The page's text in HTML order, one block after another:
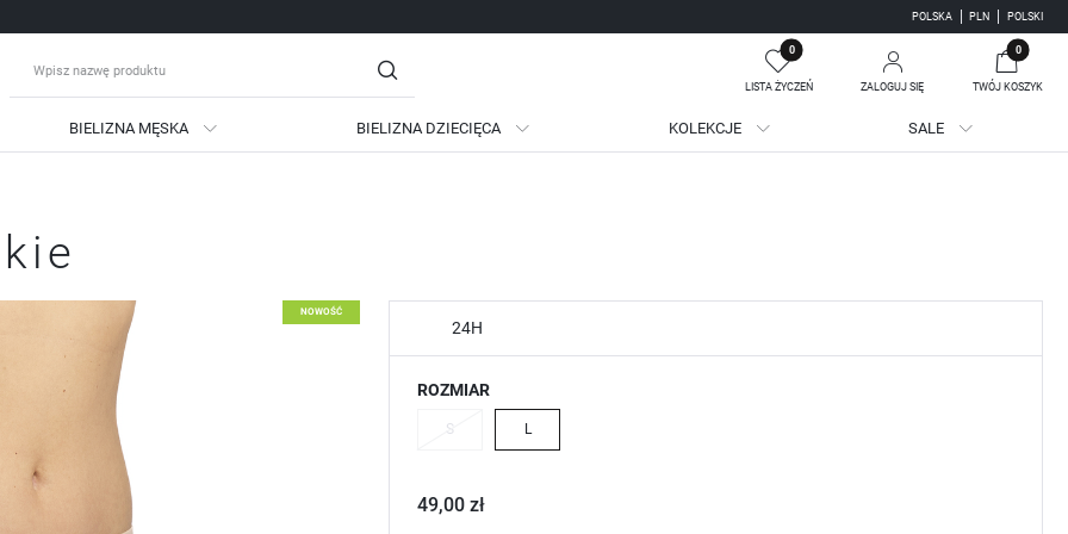
POLSKA PLN POLSKI
0
LISTA ŻYCZEŃ ZALOGUJ SIĘ
się
Zapomniałem hasła
podgląd historii zakupów
brak konieczności wprowadzania swoich danych przy kolejnych zakupach
możliwość otrzymania rabatów i kuponów promocyjnych
0
TWÓJ KOSZYK
Twój koszyk jest pusty
BIELIZNA MĘSKA BIELIZNA DZIECIĘCA KOLEKCJE SALE
NOWOŚĆ
24H
ROZMIAR
S L
49,00 zł